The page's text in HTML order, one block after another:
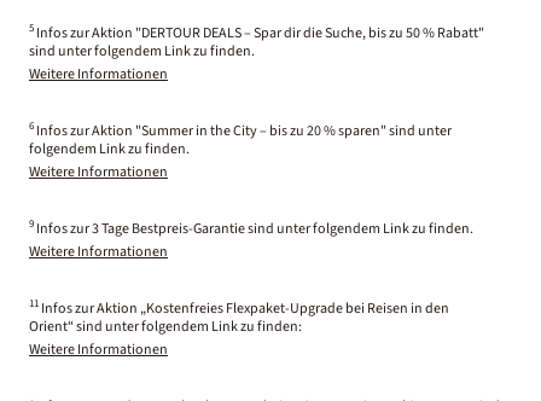
5 Infos zur Aktion "DERTOUR DEALS – Spar dir die Suche, bis zu 50 % Rabatt"
sind unter folgendem Link zu finden.
Weitere Informationen
6 Infos zur Aktion "Summer in the City – bis zu 20 % sparen" sind unter
folgendem Link zu finden.
Weitere Informationen
9 Infos zur 3 Tage Bestpreis-Garantie sind unter folgendem Link zu finden.
Weitere Informationen
11 Infos zur Aktion „Kostenfreies Flexpaket-Upgrade bei Reisen in den
Orient“ sind unter folgendem Link zu finden:
Weitere Informationen